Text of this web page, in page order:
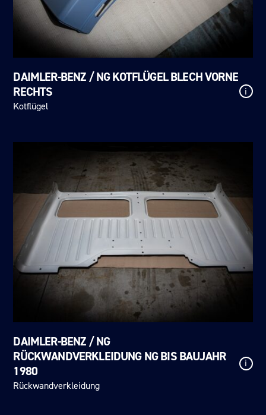
DAIMLER-BENZ / NG KOTFLÜGEL BLECH VORNE
RECHTS
Kotflügel
i
DAIMLER-BENZ / NG
RÜCKWANDVERKLEIDUNG NG BIS BAUJAHR
1980
Rückwandverkleidung
i